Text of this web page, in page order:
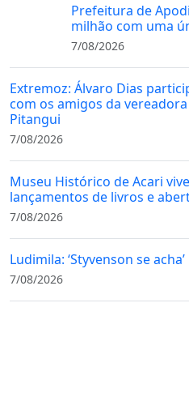
Prefeitura de
milhão com uma
7/08/2026
Extremoz: Álvaro Dias
com os amigos da
Pitangui
7/08/2026
Museu Histórico de Acari
lançamentos de livros e
7/08/2026
Ludimila: ‘Styvenson se acha’
7/08/2026